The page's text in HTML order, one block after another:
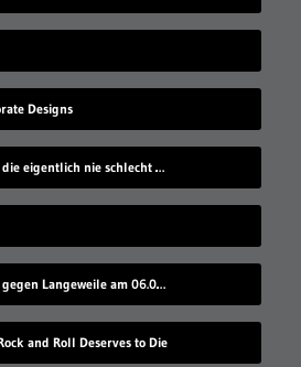
Designs
15 Lebensmittel, die eigentlich nie schlecht werden
36 Kleinigkeiten gegen Langeweile am 06.08.2023
and Roll Deserves to Die